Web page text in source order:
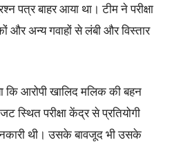
पत्र बाहर आया था। टीम ने परीक्षा
और अन्य गवाहों से लंबी और विस्तार
कि आरोपी खालिद मलिक की बहन
स्थित परीक्षा केंद्र से प्रतियोगी
थी। उसके बावजूद भी उसके